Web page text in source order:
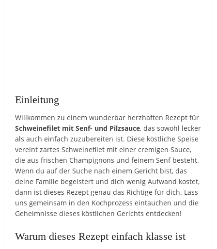
Einleitung
Willkommen zu einem wunderbar herzhaften Rezept für
Schweinefilet mit Senf- und Pilzsauce, das sowohl lecker
als auch einfach zuzubereiten ist. Diese köstliche Speise
vereint zartes Schweinefilet mit einer cremigen Sauce,
die aus frischen Champignons und feinem Senf besteht.
Wenn du auf der Suche nach einem Gericht bist, das
deine Familie begeistert und dich wenig Aufwand kostet,
dann ist dieses Rezept genau das Richtige für dich. Lass
uns gemeinsam in den Kochprozess eintauchen und die
Geheimnisse dieses köstlichen Gerichts entdecken!
Warum dieses Rezept einfach klasse ist